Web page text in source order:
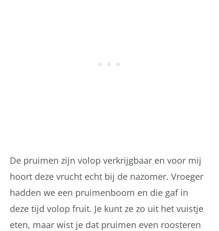
De pruimen zijn volop verkrijgbaar en voor mij
hoort deze vrucht echt bij de nazomer. Vroeger
hadden we een pruimenboom en die gaf in
deze tijd volop fruit. Je kunt ze zo uit het vuistje
eten, maar wist je dat pruimen even roosteren